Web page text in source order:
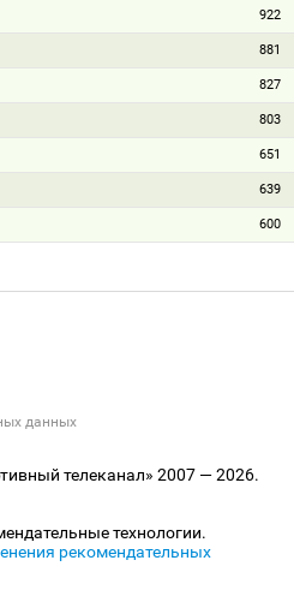
922
881
827
803
651
639
600
данных
телеканал» 2007 — 2026.
технологии.
рекомендательных